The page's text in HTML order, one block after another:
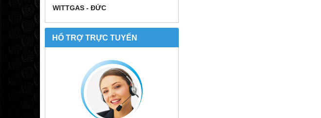
WITTGAS - ĐỨC
HỔ TRỢ TRỰC TUYẾN